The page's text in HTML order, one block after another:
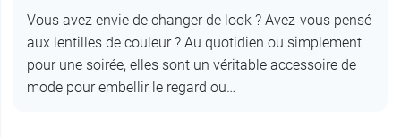
Vous avez envie de changer de look ? Avez-vous pensé
aux lentilles de couleur ? Au quotidien ou simplement
pour une soirée, elles sont un véritable accessoire de
mode pour embellir le regard ou…